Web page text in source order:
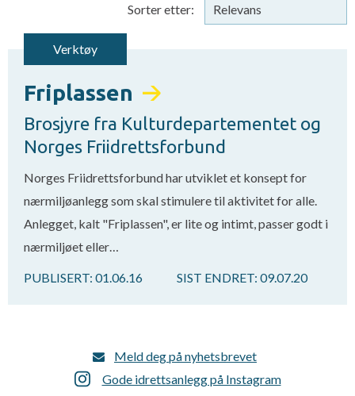
Sorter etter:
Verktøy
Friplassen
Brosjyre fra Kulturdepartementet og
Norges Friidrettsforbund
Norges Friidrettsforbund har utviklet et konsept for
nærmiljøanlegg som skal stimulere til aktivitet for alle.
Anlegget, kalt "Friplassen", er lite og intimt, passer godt i
nærmiljøet eller…
PUBLISERT: 01.06.16 SIST ENDRET: 09.07.20
Meld deg på nyhetsbrevet
Gode idrettsanlegg på Instagram